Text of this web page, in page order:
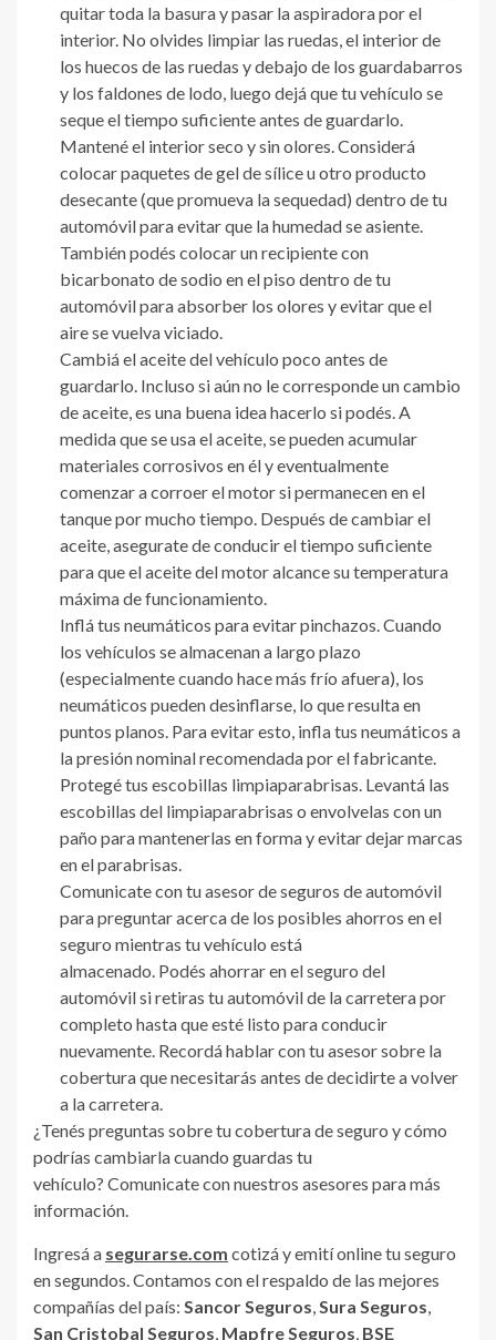
quitar toda la basura y pasar la aspiradora por el
interior. No olvides limpiar las ruedas, el interior de
los huecos de las ruedas y debajo de los guardabarros
y los faldones de lodo, luego dejá que tu vehículo se
seque el tiempo suficiente antes de guardarlo.
Mantené el interior seco y sin olores. Considerá
colocar paquetes de gel de sílice u otro producto
desecante (que promueva la sequedad) dentro de tu
automóvil para evitar que la humedad se asiente.
También podés colocar un recipiente con
bicarbonato de sodio en el piso dentro de tu
automóvil para absorber los olores y evitar que el
aire se vuelva viciado.
Cambiá el aceite del vehículo poco antes de
guardarlo. Incluso si aún no le corresponde un cambio
de aceite, es una buena idea hacerlo si podés. A
medida que se usa el aceite, se pueden acumular
materiales corrosivos en él y eventualmente
comenzar a corroer el motor si permanecen en el
tanque por mucho tiempo. Después de cambiar el
aceite, asegurate de conducir el tiempo suficiente
para que el aceite del motor alcance su temperatura
máxima de funcionamiento.
Inflá tus neumáticos para evitar pinchazos. Cuando
los vehículos se almacenan a largo plazo
(especialmente cuando hace más frío afuera), los
neumáticos pueden desinflarse, lo que resulta en
puntos planos. Para evitar esto, infla tus neumáticos a
la presión nominal recomendada por el fabricante.
Protegé tus escobillas limpiaparabrisas. Levantá las
escobillas del limpiaparabrisas o envolvelas con un
paño para mantenerlas en forma y evitar dejar marcas
en el parabrisas.
Comunicate con tu asesor de seguros de automóvil
para preguntar acerca de los posibles ahorros en el
seguro mientras tu vehículo está
almacenado. Podés ahorrar en el seguro del
automóvil si retiras tu automóvil de la carretera por
completo hasta que esté listo para conducir
nuevamente. Recordá hablar con tu asesor sobre la
cobertura que necesitarás antes de decidirte a volver
a la carretera.
¿Tenés preguntas sobre tu cobertura de seguro y cómo
podrías cambiarla cuando guardas tu
vehículo? Comunicate con nuestros asesores para más
información.
Ingresá a segurarse.com cotizá y emití online tu seguro
en segundos. Contamos con el respaldo de las mejores
compañías del país: Sancor Seguros,Sura Seguros,
San Cristobal Seguros, Mapfre Seguros, BSE